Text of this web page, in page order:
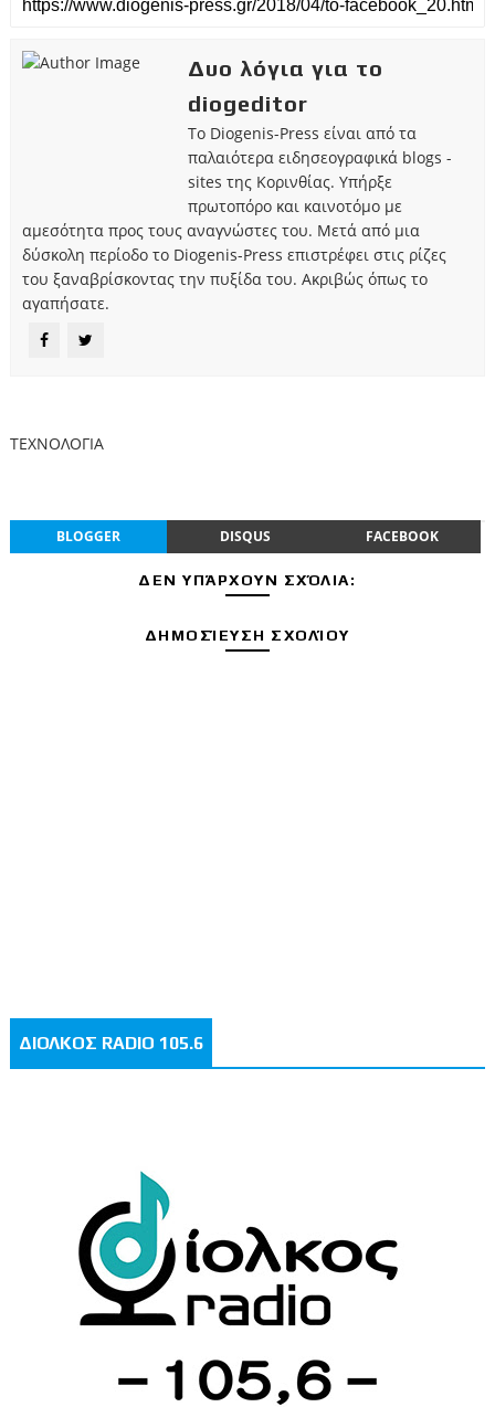
Δυο λόγια για το
diogeditor
Το Diogenis-Press είναι από τα
παλαιότερα ειδησεογραφικά blogs -
sites της Κορινθίας. Υπήρξε
πρωτοπόρο και καινοτόμο με
αμεσότητα προς τους αναγνώστες του. Μετά από μια
δύσκολη περίοδο το Diogenis-Press επιστρέφει στις ρίζες
του ξαναβρίσκοντας την πυξίδα του. Ακριβώς όπως το
αγαπήσατε.
ΤΕΧΝΟΛΟΓΙΑ
BLOGGER DISQUS FACEBOOK
ΔΕΝ ΥΠΆΡΧΟΥΝ ΣΧΌΛΙΑ:
ΔΗΜΟΣΊΕΥΣΗ ΣΧΟΛΊΟΥ
ΔΙΟΛΚΟΣ RADIO 105.6